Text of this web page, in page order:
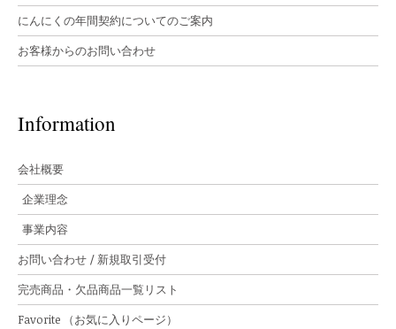
にんにくの年間契約についてのご案内
お客様からのお問い合わせ
Information
会社概要
企業理念
事業内容
お問い合わせ / 新規取引受付
完売商品・欠品商品一覧リスト
Favorite （お気に入りページ）